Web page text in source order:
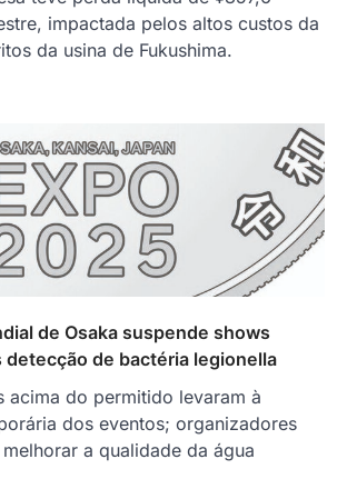
impactada pelos altos custos da
da usina de Fukushima.
de Osaka suspende shows
detecção de bactéria legionella
acima do permitido levaram à
dos eventos; organizadores
a qualidade da água